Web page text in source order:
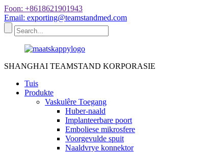
Foon: +8618621901943
Email: exporting@teamstandmed.com
SHANGHAI TEAMSTAND KORPORASIE
Tuis
Produkte
Vaskulêre Toegang
Huber-naald
Implanteerbare poort
Emboliese mikrosfere
Voorgevulde spuit
Naaldvrye konnektor